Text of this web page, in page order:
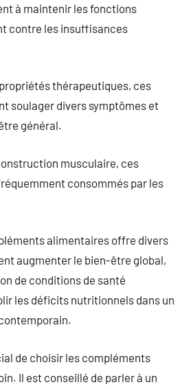
à maintenir les fonctions
contre les insuffisances
thérapeutiques, ces
soulager divers symptômes et
général.
musculaire, ces
consommés par les
alimentaires offre divers
augmenter le bien-être global,
de conditions de santé
les déficits nutritionnels dans un
de choisir les compléments
Il est conseillé de parler à un